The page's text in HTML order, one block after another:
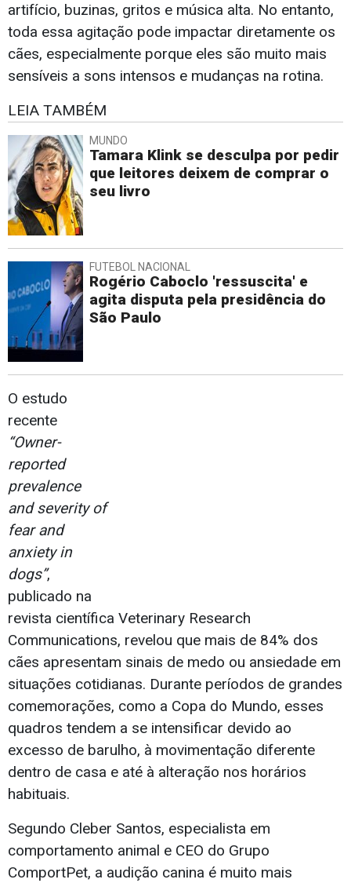
artifício, buzinas, gritos e música alta. No entanto,
toda essa agitação pode impactar diretamente os
cães, especialmente porque eles são muito mais
sensíveis a sons intensos e mudanças na rotina.
LEIA TAMBÉM
MUNDO
Tamara Klink se desculpa por pedir
que leitores deixem de comprar o
seu livro
FUTEBOL NACIONAL
Rogério Caboclo 'ressuscita' e
agita disputa pela presidência do
São Paulo
O estudo
recente
“Owner-
reported
prevalence
and severity of
fear and
anxiety in
dogs”,
publicado na
revista científica Veterinary Research
Communications, revelou que mais de 84% dos
cães apresentam sinais de medo ou ansiedade em
situações cotidianas. Durante períodos de grandes
comemorações, como a Copa do Mundo, esses
quadros tendem a se intensificar devido ao
excesso de barulho, à movimentação diferente
dentro de casa e até à alteração nos horários
habituais.
Segundo Cleber Santos, especialista em
comportamento animal e CEO do Grupo
ComportPet, a audição canina é muito mais